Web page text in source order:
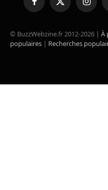
FacebookX
(Twitter)
© BuzzWebzine.fr 2012-2026 | À
populaires | Recherches